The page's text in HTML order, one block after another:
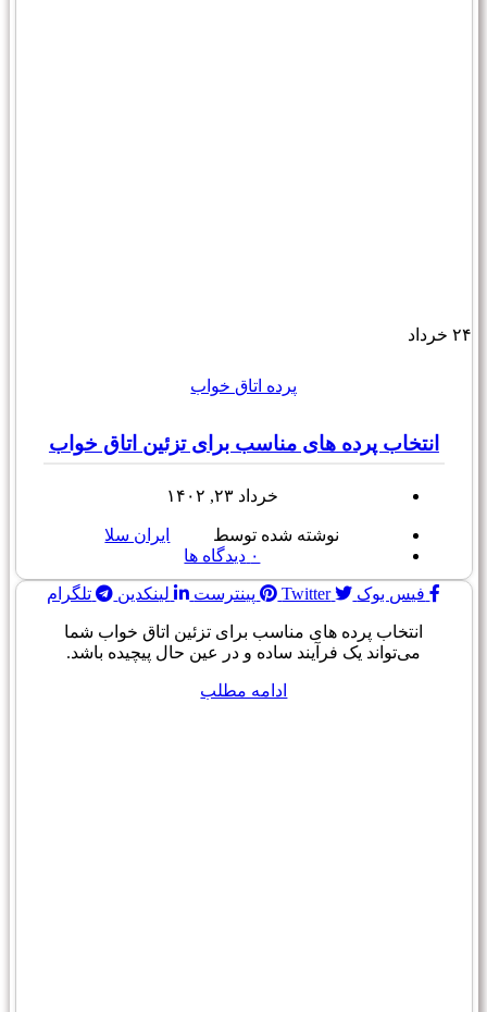
۲۴ خرداد
پرده اتاق خواب
انتخاب پرده های مناسب برای تزئین اتاق خواب
خرداد ۲۳, ۱۴۰۲
نوشته شده توسط
ایران سلا
۰ دیدگاه ها
فیس بوک Twitter پینترست لینکدین تلگرام
انتخاب پرده های مناسب برای تزئین اتاق خواب شما
می‌تواند یک فرآیند ساده و در عین حال پیچیده باشد.
ادامه مطلب